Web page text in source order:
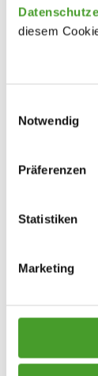
diesem
Notwendig
Präferenzen
Statistiken
Marketing
Maga. Gudrun